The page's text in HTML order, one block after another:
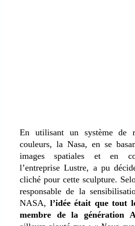
En utilisant un système de
couleurs, la Nasa, en se
images spatiales et en
l’entreprise Lustre, a pu
cliché pour cette sculpture.
responsable de la
NASA, l’idée était que tout
membre de la génération